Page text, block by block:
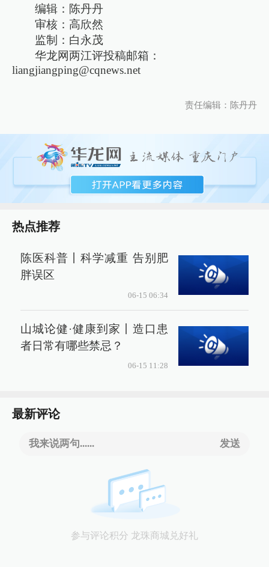
编辑：陈丹丹
审核：高欣然
监制：白永茂
华龙网两江评投稿邮箱：
liangjiangping@cqnews.net
责任编辑：陈丹丹
热点推荐
陈医科普丨科学减重 告别肥
胖误区
06-15 06:34
山城论健·健康到家丨造口患
者日常有哪些禁忌？
06-15 11:28
最新评论
我来说两句...... 发送
参与评论积分 龙珠商城兑好礼